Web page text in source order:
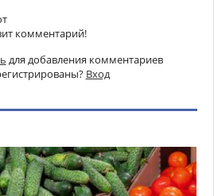
комментарий!
для добавления комментариев
Вход